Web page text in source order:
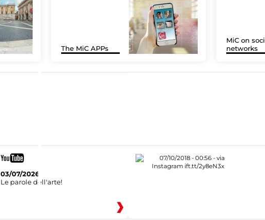
The MiC APPs
MiC on
networks
03/07/2026
Le parole dell'arte!